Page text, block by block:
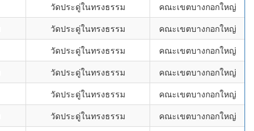
วัดประดู่ในทรงธรรม
คณะเขตบางกอกใหญ่
วัดประดู่ในทรงธรรม
คณะเขตบางกอกใหญ่
วัดประดู่ในทรงธรรม
คณะเขตบางกอกใหญ่
วัดประดู่ในทรงธรรม
คณะเขตบางกอกใหญ่
วัดประดู่ในทรงธรรม
คณะเขตบางกอกใหญ่
วัดประดู่ในทรงธรรม
คณะเขตบางกอกใหญ่